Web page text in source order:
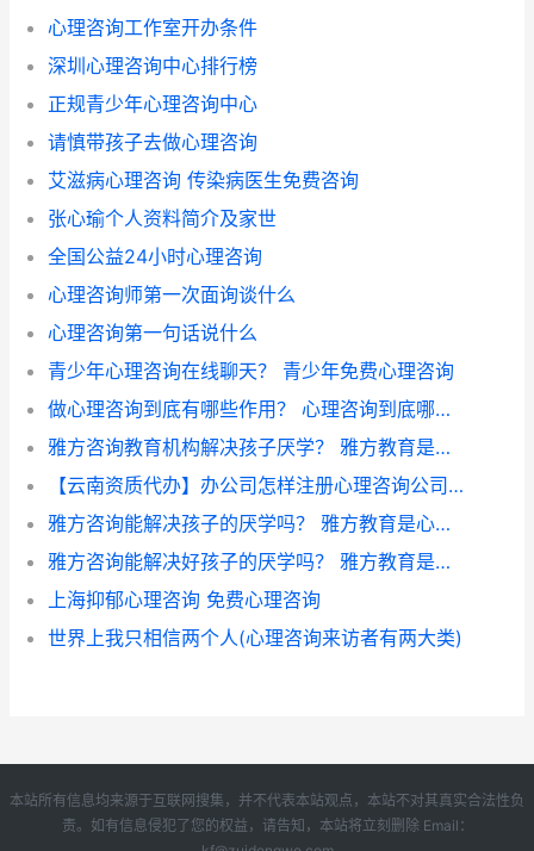
心理咨询工作室开办条件
深圳心理咨询中心排行榜
正规青少年心理咨询中心
请慎带孩子去做心理咨询
艾滋病心理咨询 传染病医生免费咨询
张心瑜个人资料简介及家世
全国公益24小时心理咨询
心理咨询师第一次面询谈什么
心理咨询第一句话说什么
青少年心理咨询在线聊天？ 青少年免费心理咨询
做心理咨询到底有哪些作用？ 心理咨询到底哪家好
雅‎方咨询教育机构解决孩子厌学？ 雅方教育是心理咨询吗
【云南资质代办】办公司怎样注册心理咨询公司 心理咨询室经营范围
雅‎方‎咨询能解决孩子的厌学吗？ 雅方教育是心理咨询吗
雅‎方咨询能解决好孩子的厌学吗？ 雅方教育是心理咨询吗
上海抑郁心理咨询 免费心理咨询
世界上我只相信两个人(心理咨询来访者有两大类)
本站所有信息均来源于互联网搜集，并不代表本站观点，本站不对其真实合法性负
责。如有信息侵犯了您的权益，请告知，本站将立刻删除 Email：